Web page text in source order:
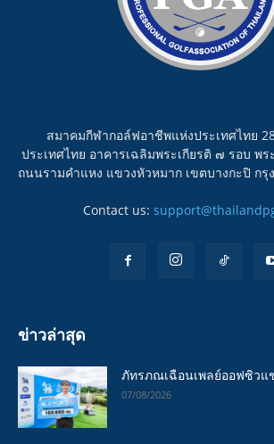
สมาคมกีฬากอล์ฟอาชีพแห่งประเทศไทย
ประเทศไทย อาคารเฉลิมพระเกียรติ ๗ รอบ พ
ถนนรามคำแหง แขวงหัวหมาก เขตบางกะปิ กรุ
Contact us:
ข่าวล่าสุด
ภัทรภณเฉือนเพลย์ออฟซิว
07/08/2026